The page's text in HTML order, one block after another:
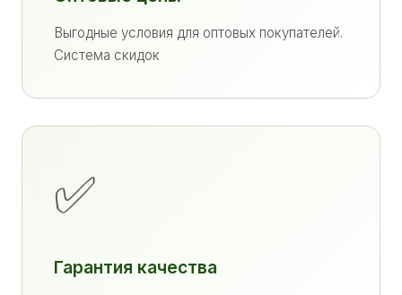
Выгодные условия для оптовых покупателей.
Система скидок
✅
Гарантия качества